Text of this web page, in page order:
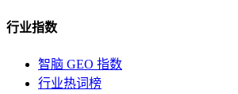
行业指数
智脑 GEO 指数
行业热词榜